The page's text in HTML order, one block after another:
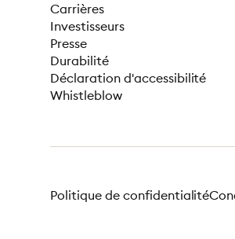
Carrières
Investisseurs
Presse
Durabilité
Déclaration d'accessibilité
Whistleblow
Politique de confidentialité